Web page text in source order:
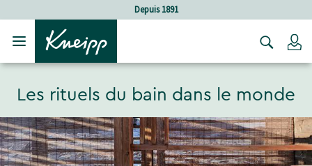
Sauter au contenu du pied de page
Les rituels du bain dans le monde